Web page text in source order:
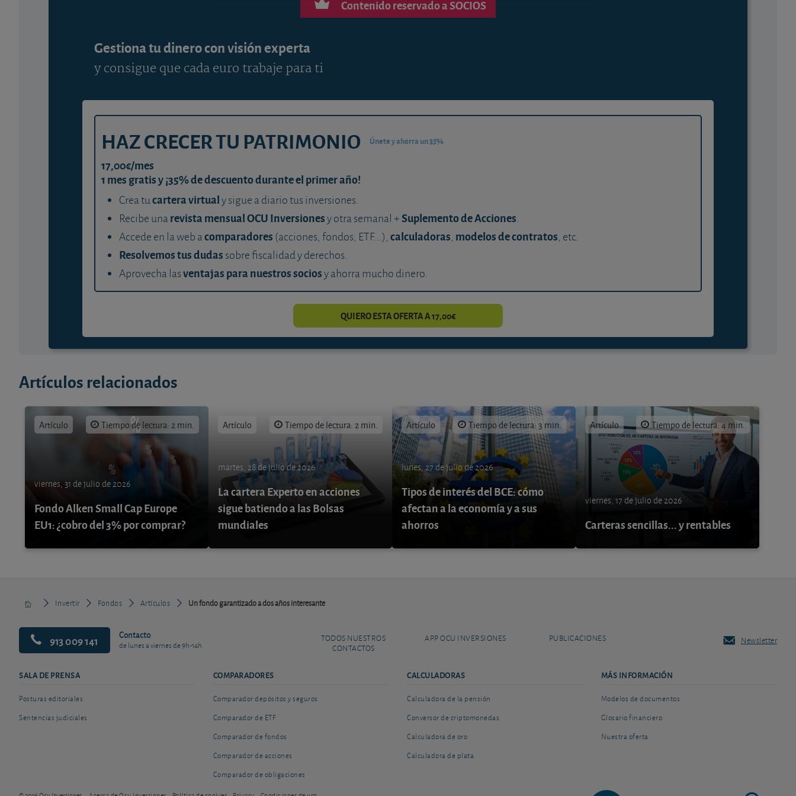
Contenido reservado a SOCIOS
Gestiona tu dinero con visión experta
y consigue que cada euro trabaje para ti
HAZ CRECER TU PATRIMONIO Únete y ahorra un 35%
17,00€/mes
1 mes gratis y ¡35% de descuento durante el primer año!
Crea tucartera virtualy sigue a diario tus inversiones.
Recibe unarevista mensual OCU Inversionesy otra semanal +Suplemento de Acciones.
Accede en la web acomparadores (acciones, fondos, ETF...), calculadoras, modelos de contratos, etc.
Resolvemos tus dudas sobre fiscalidad y derechos.
Aprovecha lasventajas para nuestros sociosy ahorra mucho dinero.
QUIERO ESTA OFERTA A 17,00€
Artículos relacionados
Artículo Tiempo de lectura: 2 min.
viernes, 31 de julio de 2026
Fondo Alken Small Cap Europe
EU1: ¿cobro del 3% por comprar?
Artículo Tiempo de lectura: 2 min.
martes, 28 de julio de 2026
La cartera Experto en acciones
sigue batiendo a las Bolsas
mundiales
Artículo Tiempo de lectura: 3 min.
lunes, 27 de julio de 2026
Tipos de interés del BCE: cómo
afectan a la economía y a sus
ahorros
Artículo Tiempo de lectura: 4 min.
viernes, 17 de julio de 2026
Carteras sencillas... y rentables
Invertir Fondos Artículos Un fondo garantizado a dos años interesante
913 009 141 Contacto
de lunes a viernes de 9h-14h
TODOS NUESTROS
CONTACTOS
APP OCU INVERSIONES PUBLICACIONES Newsletter
SALA DE PRENSA
Posturas editoriales
Sentencias judiciales
COMPARADORES
Comparador depósitos y seguros
Comparador de ETF
Comparador de fondos
Comparador de acciones
Comparador de obligaciones
CALCULADORAS
Calculadora de la pensión
Conversor de criptomonedas
Calculadora de oro
Calculadora de plata
MÁS INFORMACIÓN
Modelos de documentos
Glosario financiero
Nuestra oferta